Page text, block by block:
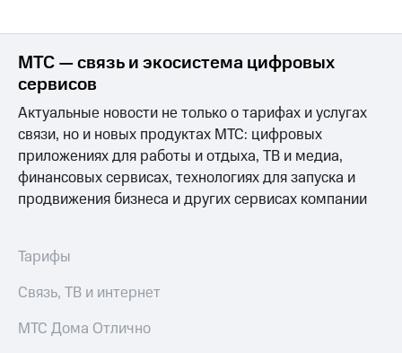
Реквизиты
развитие
деловая этика
На главную
МТС — связь и экосистема цифровых
сервисов
Актуальные новости не только о тарифах и услугах
связи, но и новых продуктах МТС: цифровых
приложениях для работы и отдыха, ТВ и медиа,
финансовых сервисах, технологиях для запуска и
продвижения бизнеса и других сервисах компании
Тарифы
Связь, ТВ и интернет
МТС Дома Отлично